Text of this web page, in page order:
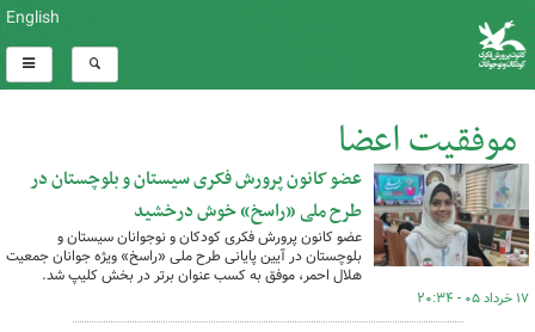
English
موفقیت اعضا
کل اخبار:19
عضو کانون پرورش فکری سیستان و بلوچستان در
طرح ملی «راسخ» خوش درخشید
عضو کانون پرورش فکری کودکان و نوجوانان سیستان و
بلوچستان در آیین پایانی طرح ملی «راسخ» ویژه جوانان جمعیت
هلال احمر، موفق به کسب عنوان برتر در بخش کلیپ شد.
۱۷ خرداد ۰۵ - ۲۰:۳۴